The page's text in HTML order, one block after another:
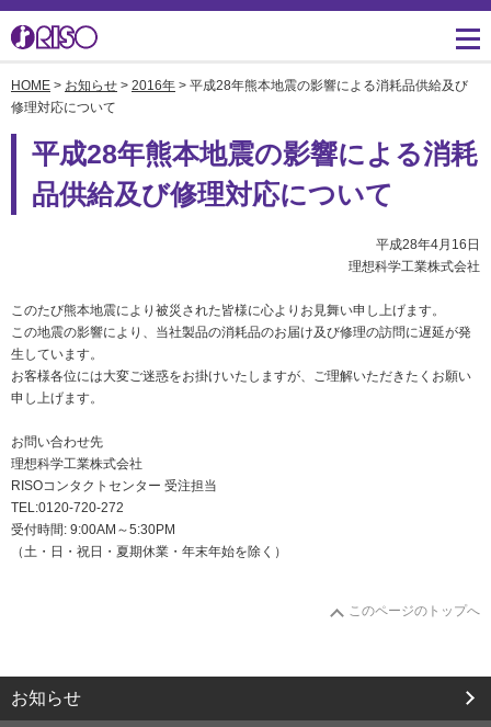
用途・事例紹介 トップ
導入事例
お役立ち記事
素材ダウンロード
閉じる
サポート トップ
製品についてのお問い合
わせ一覧
知る・学ぶTOP
広報誌『理想の詩』
理想科学のものづくり
数字でわかる理想科学
RISO ART
鹿島アントラーズ応援サ
企業情報TOP
会社概要
マネジメント
あゆみ
HOME > お知らせ > 2016年 > 平成28年熊本地震の影響による消耗品供給及び
修理対応について
平成28年熊本地震の影響による消耗
品供給及び修理対応について
平成28年4月16日
理想科学工業株式会社
このたび熊本地震により被災された皆様に心よりお見舞い申し上げます。
この地震の影響により、当社製品の消耗品のお届け及び修理の訪問に遅延が発
生しています。
お客様各位には大変ご迷惑をお掛けいたしますが、ご理解いただきたくお願い
申し上げます。
お問い合わせ先
理想科学工業株式会社
RISOコンタクトセンター 受注担当
TEL:0120-720-272
受付時間: 9:00AM～5:30PM
（土・日・祝日・夏期休業・年末年始を除く）
このページのトップへ
お知らせ